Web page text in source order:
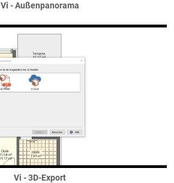
Vi - Außenpanorama
Vi - 3D-Export